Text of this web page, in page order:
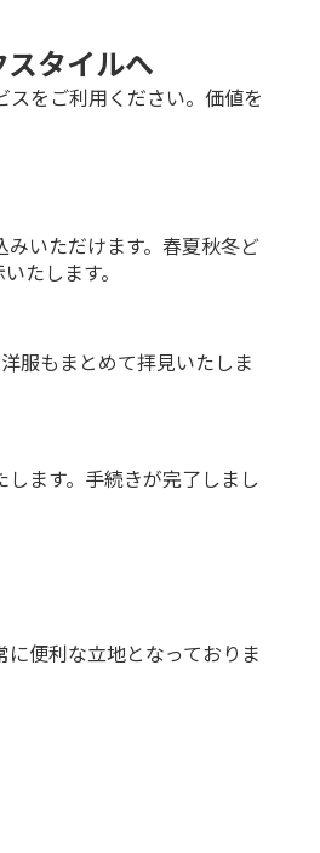
タイルへ
をご利用ください。価値を
いただけます。春夏秋冬ど
たします。
服もまとめて拝見いたしま
ます。手続きが完了しまし
便利な立地となっておりま